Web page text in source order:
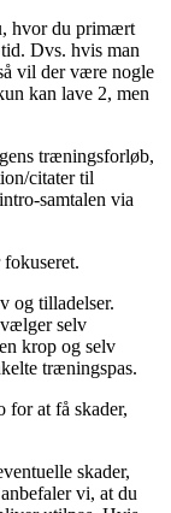
hvor du primært
Dvs. hvis man
vil der være nogle
kan lave 2, men
træningsforløb,
citater til
samtalen via
og tilladelser.
selv
krop og selv
træningspas.
at få skader,
skader,
vi, at du